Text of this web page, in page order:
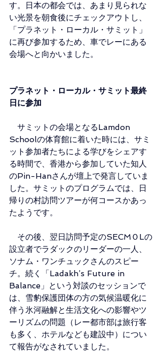
す。日本の都会では、あまり見られな
い光景を朝食後にチェックアウトし、
「プラネット・ローカル・サミット」
に再び参加するため、車でレーにある
会場へと向かいました。
プラネット・ローカル・サミット最終
日に参加
サミットの会場となるLamdon
Schoolの体育館に着いた時には、サミ
ット参加者たちによる学びをシェアす
る時間で、香港から参加していた知人
のPin-Hanさんが壇上で発言していま
した。サミットのプログラムでは、日
帰りの村訪問ツアーが何コースかあっ
たようです。
その後、翌日訪問予定のSECMＯLの
設立者でラダックのリーダーの一人、
ソナム・ワンチュックさんのスピー
チ。続く「Ladakh’s Future in
Balance」という対談のセッションで
は、雪豹保護団体の方の気候温暖化に
伴う氷河融解と生活文化への影響やツ
ーリズムの問題（レー都市部は旅行客
も多く、ホテルなども建設中）につい
て報告がなされていました。